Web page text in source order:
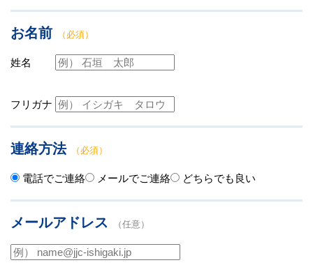
お名前 （必須）
姓名
フリガナ
連絡方法 （必須）
電話でご連絡 メールでご連絡 どちらでも良い
メールアドレス （任意）